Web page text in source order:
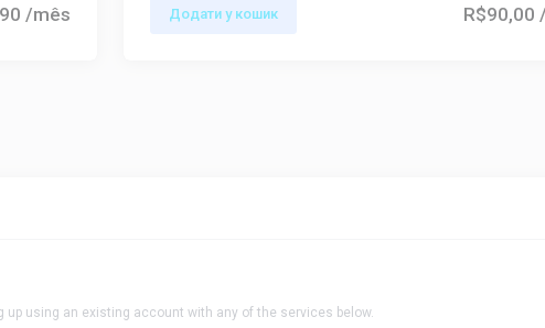
/mês Додати у кошик R$90,00
up using an existing account with any of the services below.